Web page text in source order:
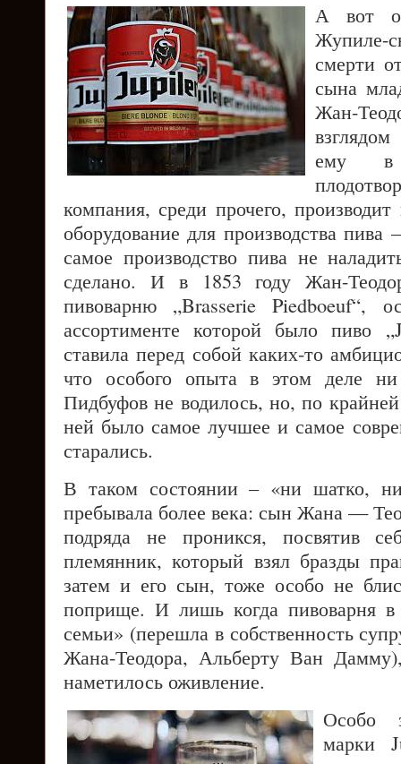
А вот
Жупиле-
смерти
сына
Жан-
ему в
компания, среди прочего,
оборудование для производства
самое производство пива не
сделано. И в 1853 году Жан-
пивоварню „Brasserie Piedboeuf“,
ассортименте которой было пиво
ставила перед собой каких-то
что особого опыта в этом деле
Пидбуфов не водилось, но, по
ней было самое лучшее и самое
старались.
В таком состоянии – «ни шатко,
пребывала более века: сын Жана —
подряда не проникся, посвятив
племянник, который взял бразды
затем и его сын, тоже особо не
поприще. И лишь когда пивоварня
семьи» (перешла в собственность
Жана-Теодора, Альберту Ван
наметилось оживление.
Особо
марки